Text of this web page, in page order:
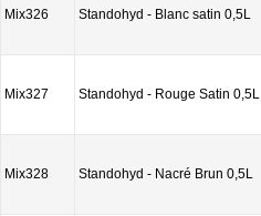
Mix326 Standohyd - Blanc satin 0,5L
Mix327 Standohyd - Rouge Satin 0,5L
Mix328 Standohyd - Nacré Brun 0,5L